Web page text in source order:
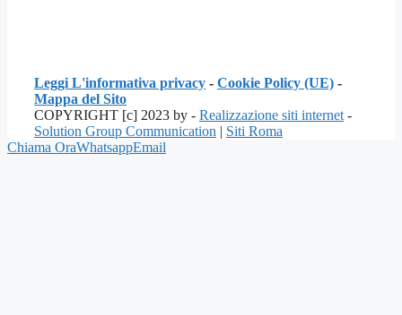
Leggi L'informativa privacy - Cookie Policy (UE) -
Mappa del Sito
COPYRIGHT [c] 2023 by - Realizzazione siti internet -
Solution Group Communication | Siti Roma
Chiama OraWhatsappEmail